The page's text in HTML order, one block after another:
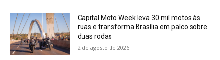
Capital Moto Week leva 30 mil motos às
ruas e transforma Brasília em palco sobre
duas rodas
2 de agosto de 2026